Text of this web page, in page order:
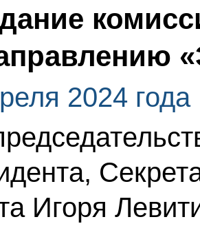
2024 года
Игоря